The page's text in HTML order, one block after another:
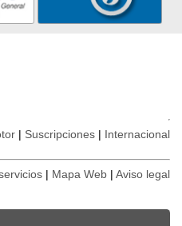
Suscripciones Internacional
Mapa Web Aviso legal